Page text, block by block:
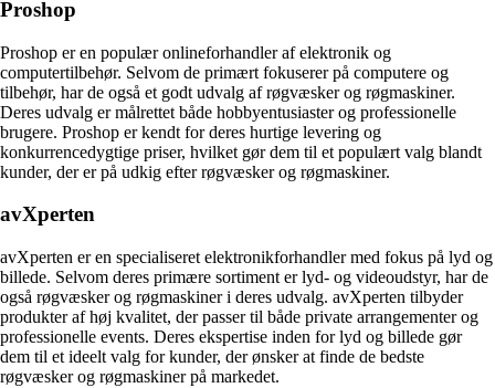
Proshop
Proshop er en populær onlineforhandler af elektronik og
computertilbehør. Selvom de primært fokuserer på computere og
tilbehør, har de også et godt udvalg af røgvæsker og røgmaskiner.
Deres udvalg er målrettet både hobbyentusiaster og professionelle
brugere. Proshop er kendt for deres hurtige levering og
konkurrencedygtige priser, hvilket gør dem til et populært valg blandt
kunder, der er på udkig efter røgvæsker og røgmaskiner.
avXperten
avXperten er en specialiseret elektronikforhandler med fokus på lyd og
billede. Selvom deres primære sortiment er lyd- og videoudstyr, har de
også røgvæsker og røgmaskiner i deres udvalg. avXperten tilbyder
produkter af høj kvalitet, der passer til både private arrangementer og
professionelle events. Deres ekspertise inden for lyd og billede gør
dem til et ideelt valg for kunder, der ønsker at finde de bedste
røgvæsker og røgmaskiner på markedet.